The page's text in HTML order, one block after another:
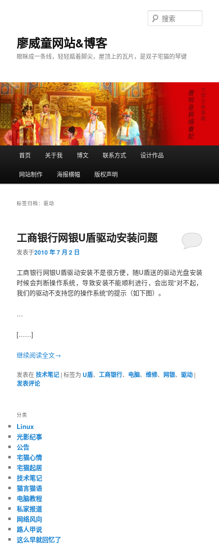
廖威童网站&博客
眼眯成一条线，轻轻踮着脚尖，屋顶上的瓦片，是双子宅猫的琴键
索
跳
至
容
域
跳
至
容
域
首页 关于我 博文 联系方式 设计作品
网站制作 海报横幅 版权声明
标签归档：驱动
工商银行网银U盾驱动安装问题
发表于2010 年 7 月 2 日
工商银行网银U盾驱动安装不是很方便，随U盾送的驱动光盘安装
时候会判断操作系统，导致安装不能顺利进行，会出现“对不起，
我们的驱动不支持您的操作系统”的提示（如下图）。
…
[……]
继续阅读全文→
发表在技术笔记 |标签为 U盾、工商银行、 电脑、维修、 网银、驱动 |
发表评论
分类
Linux
光影纪事
公告
宅猫心情
宅猫起居
技术笔记
猫言猫语
电脑教程
私家报道
网络风向
路人甲说
这么早就回忆了